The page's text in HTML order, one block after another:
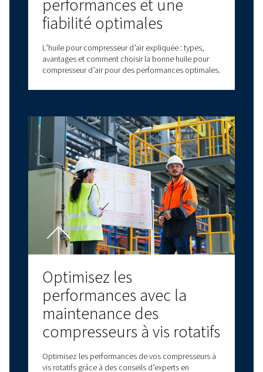
Cliquez ici pour en savoir plus.
Avez-vous des questions ?
Vous avez des questions sur le choix du
adapté à vos besoins spécifiques ? Nos
pour vous aider à prendre des décisions
amélioreront vos processus commerciaux et
efficacité opérationnelle.
Forts de décennies d’expérience dans le
l’air comprimé, nous proposons une gamme
de compresseurs à vis, de compresseurs à
compresseurs sans huile et de solutions de
d’air. Nous proposons également une large
d’options de service pour répondre à tous